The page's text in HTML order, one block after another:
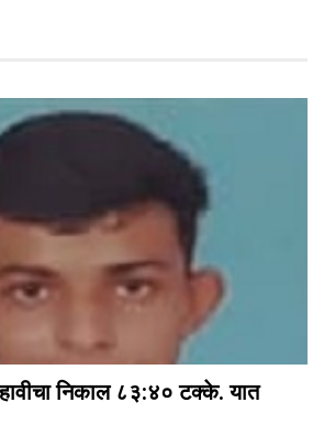
निकाल ८३:४० टक्के. यात